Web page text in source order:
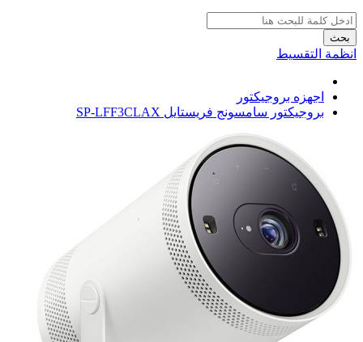
بحث
انظمة التقسيط
اجهزه بروجيكتور
بروجيكتور سامسونج فريستايل SP-LFF3CLAX